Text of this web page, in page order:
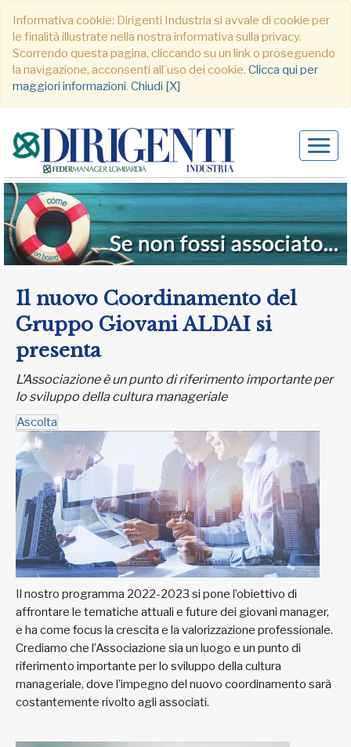
Informativa cookie: Dirigenti Industria si avvale di cookie per
le finalità illustrate nella nostra informativa sulla privacy.
Scorrendo questa pagina, cliccando su un link o proseguendo
la navigazione, acconsenti all´uso dei cookie. Clicca qui per
maggiori informazioni. Chiudi [X]
Il nuovo Coordinamento del
Gruppo Giovani ALDAI si
presenta
L'Associazione è un punto di riferimento importante per
lo sviluppo della cultura manageriale
Ascolta
Il nostro programma 2022-2023 si pone l’obiettivo di
affrontare le tematiche attuali e future dei giovani manager,
e ha come focus la crescita e la valorizzazione professionale.
Crediamo che l’Associazione sia un luogo e un punto di
riferimento importante per lo sviluppo della cultura
manageriale, dove l’impegno del nuovo coordinamento sarà
costantemente rivolto agli associati.